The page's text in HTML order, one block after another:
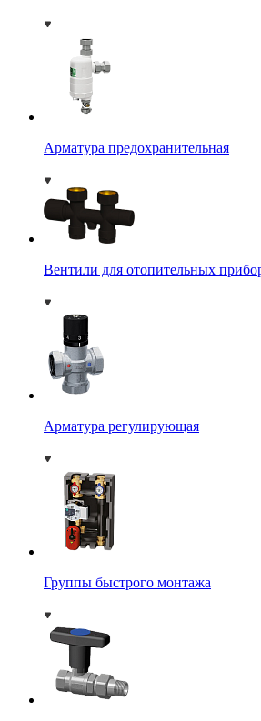
Арматура предохранительная
Вентили для отопительных
Арматура регулирующая
Группы быстрого монтажа